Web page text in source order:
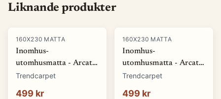
Liknande produkter
160X230 MATTA
Inomhus-
utomhusmatta - Arcata
(blå) (Storlek: 80 x 150
Trendcarpet
499 kr
160X230 MATTA
Inomhus-
utomhusmatta - Arcata
(röd) (Storlek: 80 x 150
Trendcarpet
499 kr